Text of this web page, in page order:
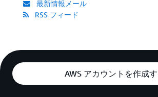
最新情報メール
RSS フィード
AWS アカウントを作成